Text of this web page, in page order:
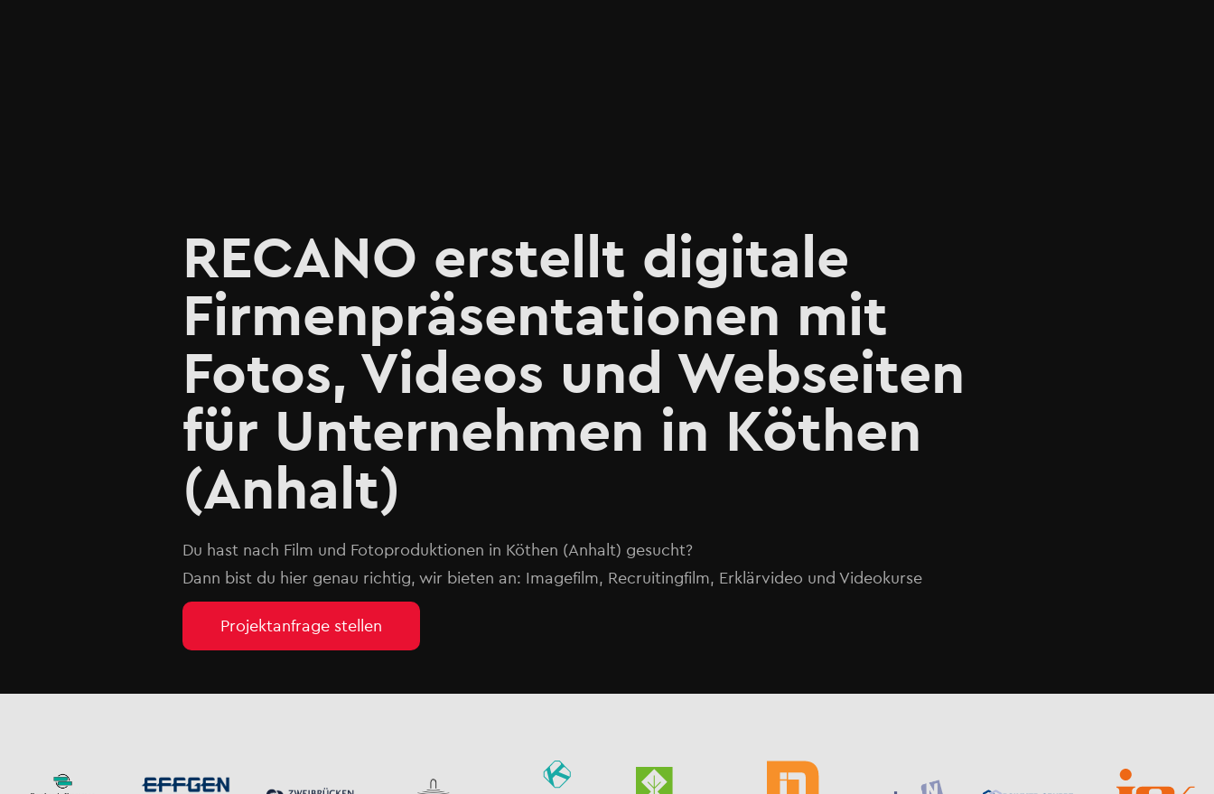
RECANO erstellt digitale
Firmenpräsentationen mit
Fotos, Videos und Webseiten
für Unternehmen in Köthen
(Anhalt)
Du hast nach Film und Fotoproduktionen in Köthen (Anhalt) gesucht?
Dann bist du hier genau richtig, wir bieten an: Imagefilm, Recruitingfilm, Erklärvideo und Videokurse
Projektanfrage stellen